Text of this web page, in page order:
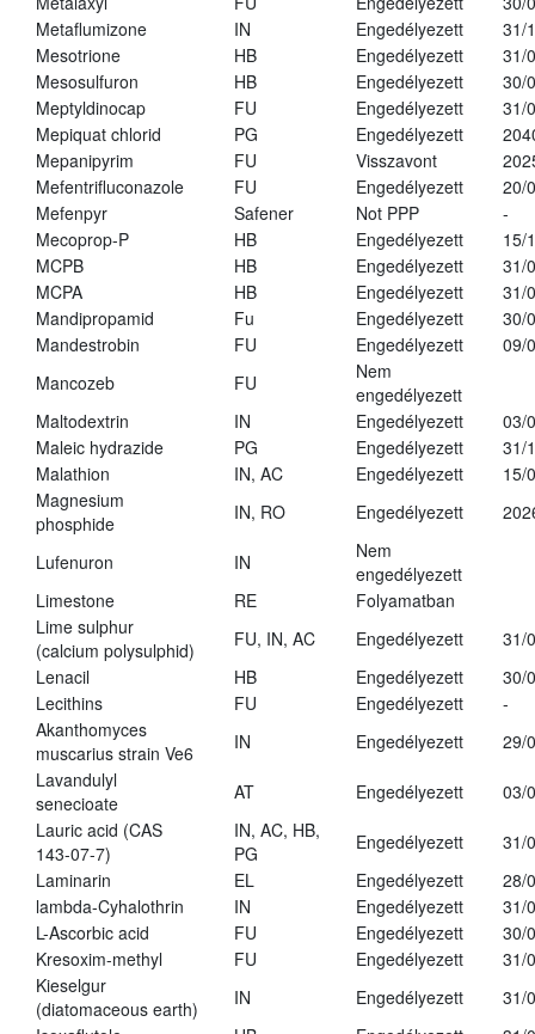
Metaflumizone
IN Engedélyezett
31/
Mesotrione
HB Engedélyezett
31/
Mesosulfuron
HB Engedélyezett
30/
Meptyldinocap
FU Engedélyezett
31/
Mepiquat chlorid
PG Engedélyezett
Mepanipyrim
FU Visszavont
Mefentrifluconazole
FU Engedélyezett
20/
Mefenpyr
Safener Not PPP
-
Mecoprop-P
HB Engedélyezett
15/
MCPB
HB Engedélyezett
31/
MCPA
HB Engedélyezett
31/
Mandipropamid
Fu Engedélyezett
30/
Mandestrobin
FU Engedélyezett
09/
Mancozeb
FU
Nem
engedélyezett
Maltodextrin
IN Engedélyezett
03/
Maleic hydrazide
PG Engedélyezett
31/
Malathion
IN, AC Engedélyezett
15/
Magnesium
phosphide
IN, RO Engedélyezett
Lufenuron IN
Nem
engedélyezett
Limestone
RE
Folyamatban
Lime sulphur
(calcium polysulphid)
FU, IN, AC Engedélyezett
31/
Lenacil
HB Engedélyezett
30/
Lecithins
FU Engedélyezett
-
Akanthomyces
muscarius strain Ve6
IN Engedélyezett
29/
Lavandulyl
senecioate
AT Engedélyezett
03/
Lauric acid (CAS
143-07-7)
IN, AC, HB,
PG
Engedélyezett
31/
Laminarin
EL Engedélyezett
28/
lambda-Cyhalothrin
IN Engedélyezett
31/
L-Ascorbic acid
FU Engedélyezett
30/
Kresoxim-methyl
FU Engedélyezett
31/
Kieselgur
(diatomaceous earth)
IN Engedélyezett
31/